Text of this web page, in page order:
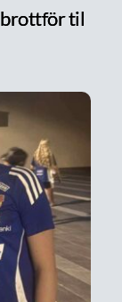
brottför til